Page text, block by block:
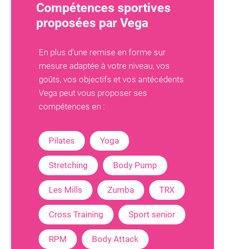
Compétences sportives
proposées parVega
En plus d'une remise en forme sur
mesure adaptée à votre niveau, vos
goûts, vos objectifs et vos antécédents
Vega peut vous proposer ses
compétences en :
Pilates Yoga
Stretching Body Pump
Les Mills Zumba TRX
Cross Training Sport senior
RPM Body Attack